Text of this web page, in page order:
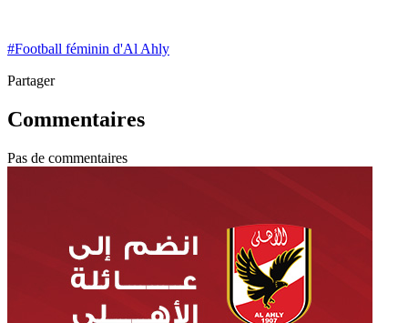
#Football féminin d'Al Ahly
Partager
Commentaires
Pas de commentaires